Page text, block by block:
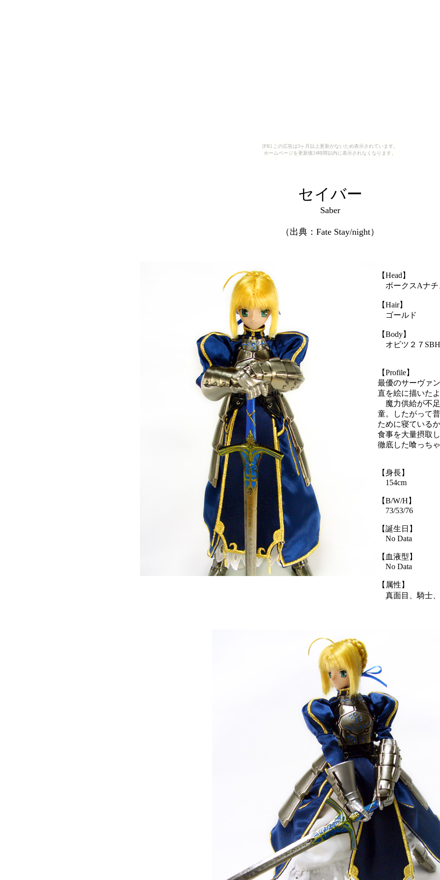
[PR] この広告は3ヶ月以上更新がないため表示されています。
ホームページを更新後24時間以内に表示されなくなります。
セイバー
Saber
（出典：Fate Stay/night）
【Head】
ボークスAナチ
【Hair】
ゴールド
【Body】
オビツ２７
【Profile】
最優のサーヴァ
直を絵に描いた
魔力供給が不
童。したがって
ために寝ている
食事を大量摂取
徹底した喰っち
【身長】
154cm
【B/W/H】
73/53/76
【誕生日】
No Data
【血液型】
No Data
【属性】
真面目、騎士、